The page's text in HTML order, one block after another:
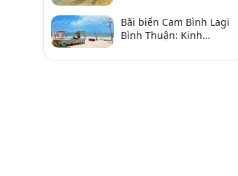
Bãi biển Cam Bình Lagi
Bình Thuận: Kinh
sản, điểm gần